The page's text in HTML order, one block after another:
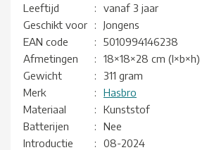
Leeftijd :
vanaf 3 jaar
Geschikt voor
:
Jongens
EAN code
:
5010994146238
Afmetingen
:
18×18×28 cm (l×b×h)
Gewicht
:
311 gram
Merk
:
Hasbro
Materiaal
:
Kunststof
Batterijen
:
Nee
Introductie
: 08-2024